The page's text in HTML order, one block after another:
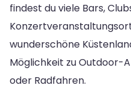
findest du viele Bars,
wunderschöne
Möglichkeit zu Outdoor-
oder Radfahren.